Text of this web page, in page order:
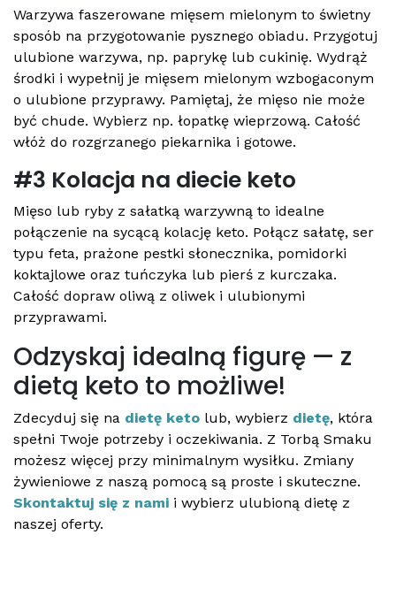
Warzywa faszerowane mięsem mielonym to świetny
sposób na przygotowanie pysznego obiadu. Przygotuj
ulubione warzywa, np. paprykę lub cukinię. Wydrąż
środki i wypełnij je mięsem mielonym wzbogaconym
o ulubione przyprawy. Pamiętaj, że mięso nie może
być chude. Wybierz np. łopatkę wieprzową. Całość
włóż do rozgrzanego piekarnika i gotowe.
#3 Kolacja na diecie keto
Mięso lub ryby z sałatką warzywną to idealne
połączenie na sycącą kolację keto. Połącz sałatę, ser
typu feta, prażone pestki słonecznika, pomidorki
koktajlowe oraz tuńczyka lub pierś z kurczaka.
Całość dopraw oliwą z oliwek i ulubionymi
przyprawami.
Odzyskaj idealną figurę — z
dietą keto to możliwe!
Zdecyduj się na dietę keto lub, wybierz dietę, która
spełni Twoje potrzeby i oczekiwania. Z Torbą Smaku
możesz więcej przy minimalnym wysiłku. Zmiany
żywieniowe z naszą pomocą są proste i skuteczne.
Skontaktuj się z nami i wybierz ulubioną dietę z
naszej oferty.